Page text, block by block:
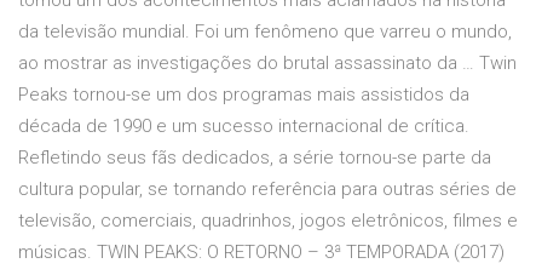
da televisão mundial. Foi um fenômeno que varreu o mundo,
ao mostrar as investigações do brutal assassinato da … Twin
Peaks tornou-se um dos programas mais assistidos da
década de 1990 e um sucesso internacional de crítica.
Refletindo seus fãs dedicados, a série tornou-se parte da
cultura popular, se tornando referência para outras séries de
televisão, comerciais, quadrinhos, jogos eletrônicos, filmes e
músicas. TWIN PEAKS: O RETORNO – 3ª TEMPORADA (2017)